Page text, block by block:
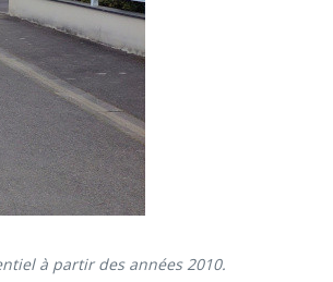
à partir des années 2010.